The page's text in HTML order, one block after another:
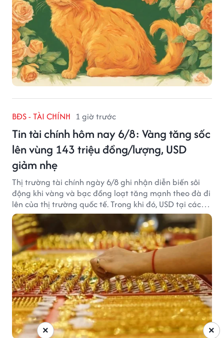
BĐS - TÀI CHÍNH 1 giờ trước
Tin tài chính hôm nay 6/8: Vàng tăng sốc
lên vùng 143 triệu đồng/lượng, USD
giảm nhẹ
Thị trường tài chính ngày 6/8 ghi nhận diễn biến sôi
động khi vàng và bạc đồng loạt tăng mạnh theo đà đi
lên của thị trường quốc tế. Trong khi đó, USD tại các
ngân hàng tiếp tục hạ nhiệt dù tỷ giá trung tâm lập
đỉnh mới.
×
×